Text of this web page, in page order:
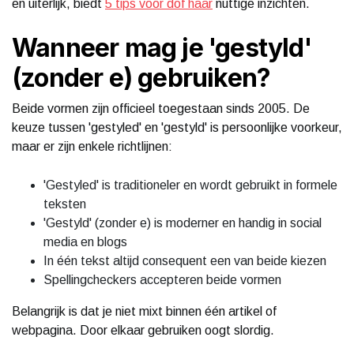
en uiterlijk, biedt 5 tips voor dof haar nuttige inzichten.
Wanneer mag je 'gestyld'
(zonder e) gebruiken?
Beide vormen zijn officieel toegestaan sinds 2005. De
keuze tussen 'gestyled' en 'gestyld' is persoonlijke voorkeur,
maar er zijn enkele richtlijnen:
'Gestyled' is traditioneler en wordt gebruikt in formele
teksten
'Gestyld' (zonder e) is moderner en handig in social
media en blogs
In één tekst altijd consequent een van beide kiezen
Spellingcheckers accepteren beide vormen
Belangrijk is dat je niet mixt binnen één artikel of
webpagina. Door elkaar gebruiken oogt slordig.